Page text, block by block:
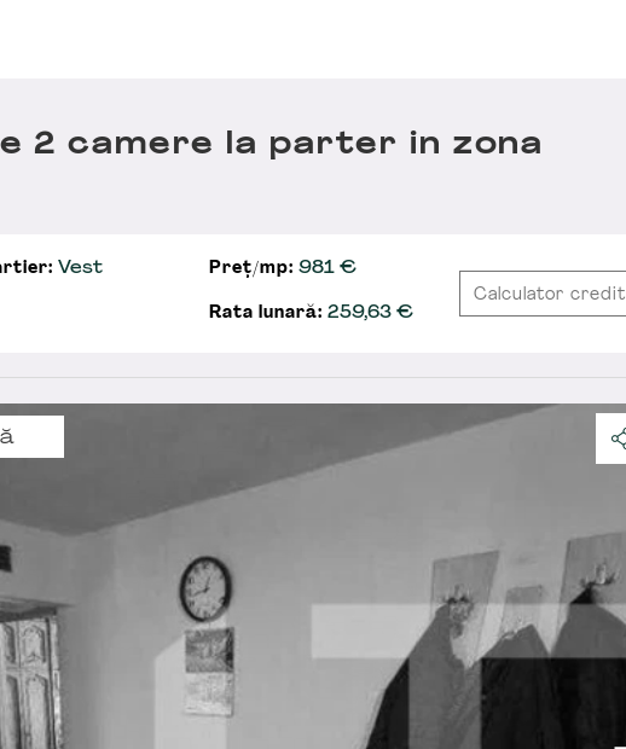
2 camere la parter in zona
Vest Preț/mp: 981 €
Rata lunară:259,63 €
Calculator credit